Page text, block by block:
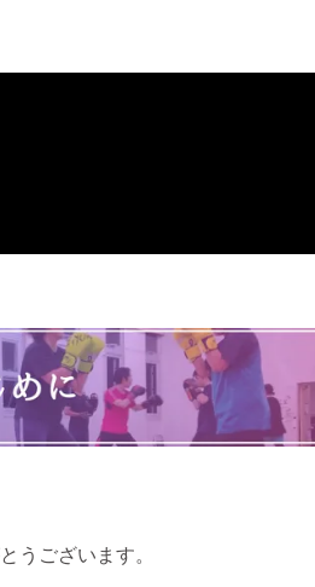
うございます。